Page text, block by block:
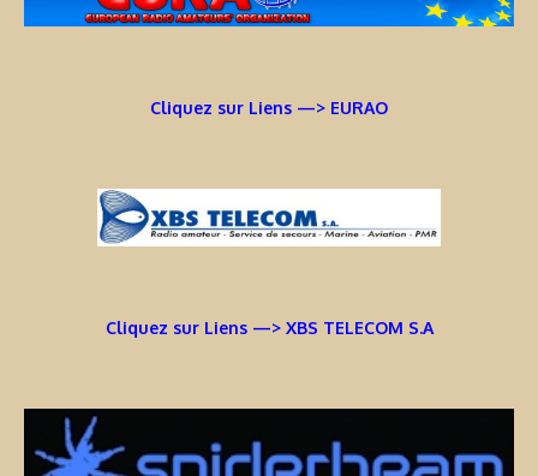
Cliquez sur Liens —> EURAO
Cliquez sur Liens —> XBS TELECOM S.A